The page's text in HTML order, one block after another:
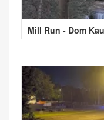
Mill Run - Dom